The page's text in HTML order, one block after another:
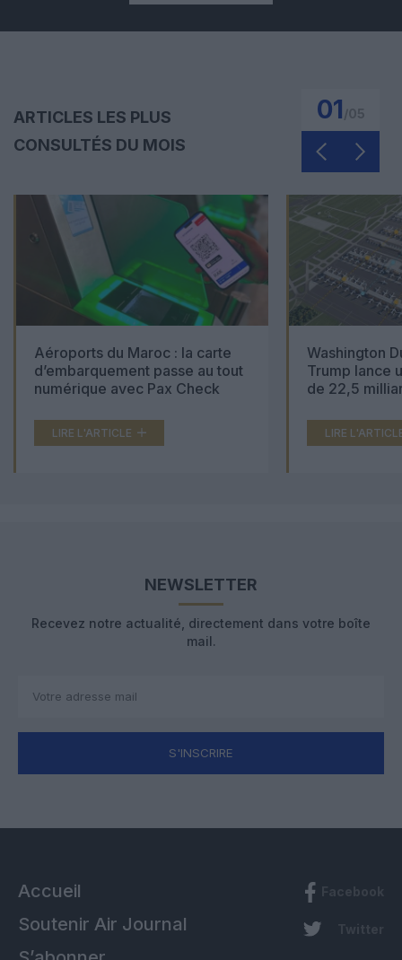
ARTICLES LES PLUS
CONSULTÉS DU MOIS
01
Aéroports du Maroc : la carte
d’embarquement passe au tout
numérique avec Pax Check
LIRE L'ARTICLE
Washington
Trump lance
de 22,5
LIRE
NEWSLETTER
Recevez notre actualité, directement dans votre boîte
mail.
S'INSCRIRE
Accueil
Soutenir Air Journal